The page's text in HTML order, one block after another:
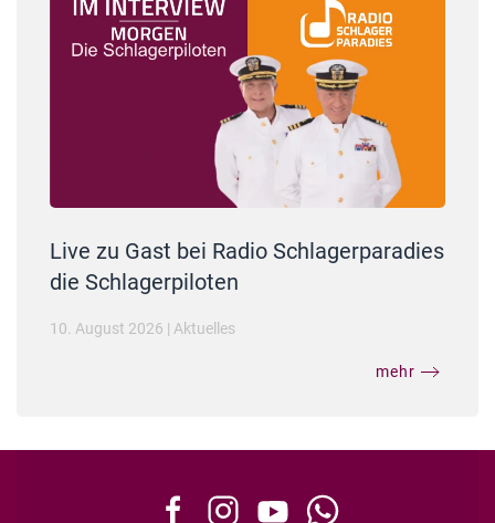
Live zu Gast bei Radio Schlagerparadies
die Schlagerpiloten
10. August 2026 | Aktuelles
mehr